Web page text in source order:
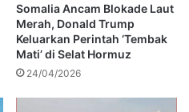
Somalia Ancam Blokade Laut
Merah, Donald Trump
Keluarkan Perintah ‘Tembak
Mati’ di Selat Hormuz
24/04/2026